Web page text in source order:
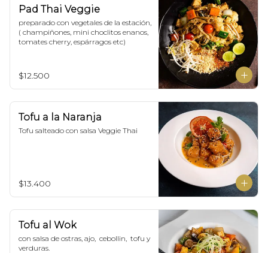
Pad Thai Veggie
preparado con vegetales de la estación,
( champiñones, mini choclitos enanos,
tomates cherry, espárragos etc)
$12.500
Tofu a la Naranja
Tofu salteado con salsa Veggie Thai
$13.400
Tofu al Wok
con salsa de ostras, ajo,  cebollin,  tofu y
verduras.